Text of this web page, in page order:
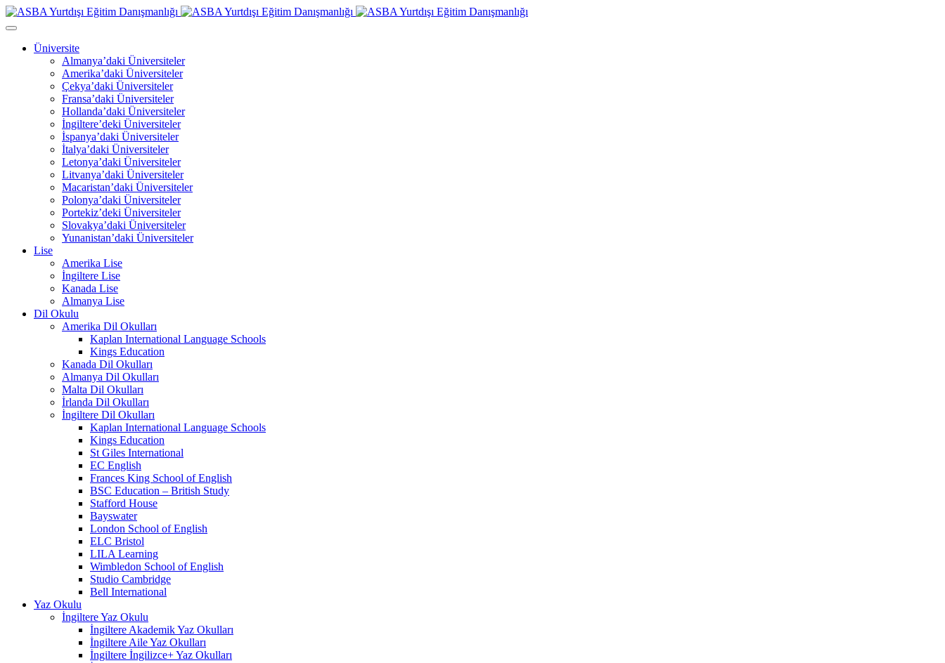
Üniversite
Almanya’daki Üniversiteler
Amerika’daki Üniversiteler
Çekya’daki Üniversiteler
Fransa’daki Üniversiteler
Hollanda’daki Üniversiteler
İngiltere’deki Üniversiteler
İspanya’daki Üniversiteler
İtalya’daki Üniversiteler
Letonya’daki Üniversiteler
Litvanya’daki Üniversiteler
Macaristan’daki Üniversiteler
Polonya’daki Üniversiteler
Portekiz’deki Üniversiteler
Slovakya’daki Üniversiteler
Yunanistan’daki Üniversiteler
Lise
Amerika Lise
İngiltere Lise
Kanada Lise
Almanya Lise
Dil Okulu
Amerika Dil Okulları
Kaplan International Language Schools
Kings Education
Kanada Dil Okulları
Almanya Dil Okulları
Malta Dil Okulları
İrlanda Dil Okulları
İngiltere Dil Okulları
Kaplan International Language Schools
Kings Education
St Giles International
EC English
Frances King School of English
BSC Education – British Study
Stafford House
Bayswater
London School of English
ELC Bristol
LILA Learning
Wimbledon School of English
Studio Cambridge
Bell International
Yaz Okulu
İngiltere Yaz Okulu
İngiltere Akademik Yaz Okulları
İngiltere Aile Yaz Okulları
İngiltere İngilizce+ Yaz Okulları